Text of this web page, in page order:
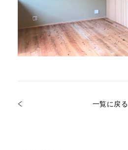
一覧に戻る